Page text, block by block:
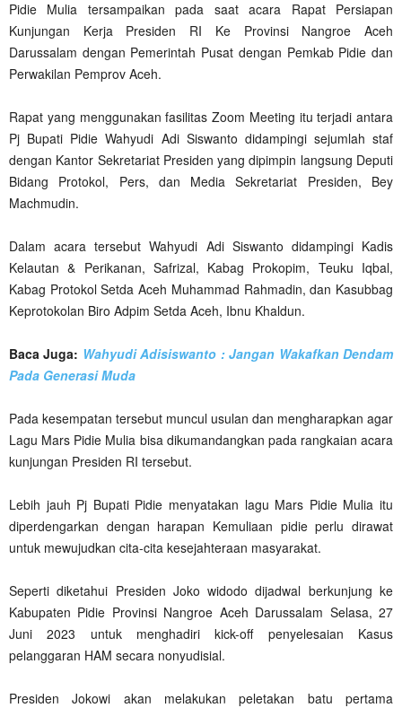
Pidie Mulia tersampaikan pada saat acara Rapat Persiapan
Kunjungan Kerja Presiden RI Ke Provinsi Nangroe Aceh
Darussalam dengan Pemerintah Pusat dengan Pemkab Pidie dan
Perwakilan Pemprov Aceh.
Rapat yang menggunakan fasilitas Zoom Meeting itu terjadi antara
Pj Bupati Pidie Wahyudi Adi Siswanto didampingi sejumlah staf
dengan Kantor Sekretariat Presiden yang dipimpin langsung Deputi
Bidang Protokol, Pers, dan Media Sekretariat Presiden, Bey
Machmudin.
Dalam acara tersebut Wahyudi Adi Siswanto didampingi Kadis
Kelautan & Perikanan, Safrizal, Kabag Prokopim, Teuku Iqbal,
Kabag Protokol Setda Aceh Muhammad Rahmadin, dan Kasubbag
Keprotokolan Biro Adpim Setda Aceh, Ibnu Khaldun.
Baca Juga: Wahyudi Adisiswanto : Jangan Wakafkan Dendam
Pada Generasi Muda
Pada kesempatan tersebut muncul usulan dan mengharapkan agar
Lagu Mars Pidie Mulia bisa dikumandangkan pada rangkaian acara
kunjungan Presiden RI tersebut.
Lebih jauh Pj Bupati Pidie menyatakan lagu Mars Pidie Mulia itu
diperdengarkan dengan harapan Kemuliaan pidie perlu dirawat
untuk mewujudkan cita-cita kesejahteraan masyarakat.
Seperti diketahui Presiden Joko widodo dijadwal berkunjung ke
Kabupaten Pidie Provinsi Nangroe Aceh Darussalam Selasa, 27
Juni 2023 untuk menghadiri kick-off penyelesaian Kasus
pelanggaran HAM secara nonyudisial.
Presiden Jokowi akan melakukan peletakan batu pertama